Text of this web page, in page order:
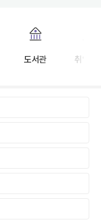
도서관 취업정